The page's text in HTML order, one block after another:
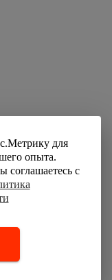
для
опыта.
соглашаетесь с
CO.,
занимается
зарядных
процессе
высокое